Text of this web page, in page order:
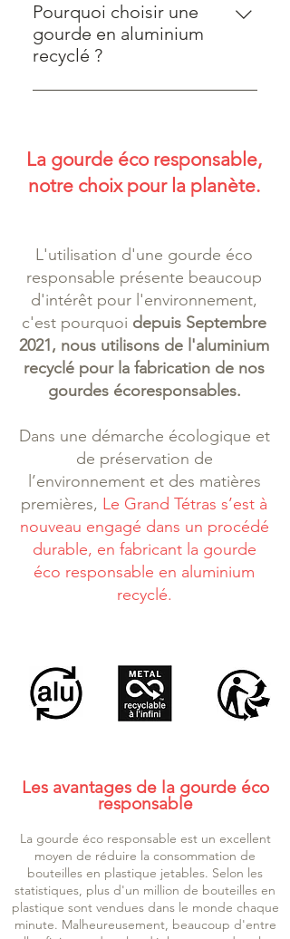
Pourquoi choisir une
gourde en aluminium
recyclé ?
L'aluminium recyclé consomme
choisissant nos gourdes, vous
contribuez à réduire les déchets
La gourde éco responsable,
notre choix pour la planète.
L'utilisation d'une gourde éco
responsable présente beaucoup
d'intérêt pour l'environnement,
c'est pourquoi depuis Septembre
2021, nous utilisons de l'aluminium
recyclé pour la fabrication de nos
gourdes écoresponsables.
Dans une démarche écologique et
de préservation de
l’environnement et des matières
premières, Le Grand Tétras s’est à
nouveau engagé dans un procédé
durable, en fabricant la gourde
éco responsable en aluminium
recyclé.
Les avantages de la gourde éco
responsable
La gourde éco responsable est un excellent
moyen de réduire la consommation de
bouteilles en plastique jetables. Selon les
statistiques, plus d'un million de bouteilles en
plastique sont vendues dans le monde chaque
minute. Malheureusement, beaucoup d'entre